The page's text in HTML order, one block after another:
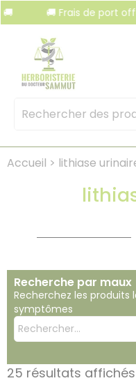
Frais de port offerts dès
Mots
Accueil > lithiase
Recherche par maux
Recherchez les produits
symptômes
Mots
clés
:
25 résultats affichés
Panneau de gestion